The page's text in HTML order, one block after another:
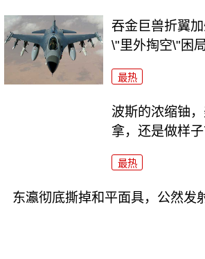
吞金巨兽折翼
\"里外掏空\"困
最热
波斯的浓缩铀
拿，还是做样子
最热
东瀛彻底撕掉和平面具，公然发